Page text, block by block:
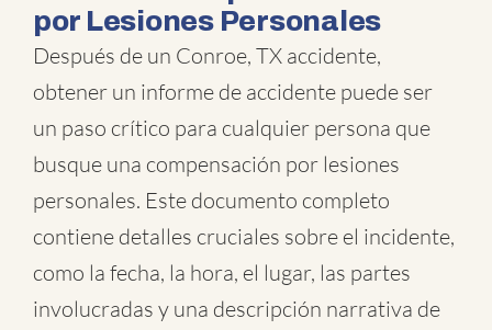
por Lesiones Personales
Después de un Conroe, TX accidente,
obtener un informe de accidente puede ser
un paso crítico para cualquier persona que
busque una compensación por lesiones
personales. Este documento completo
contiene detalles cruciales sobre el incidente,
como la fecha, la hora, el lugar, las partes
involucradas y una descripción narrativa de